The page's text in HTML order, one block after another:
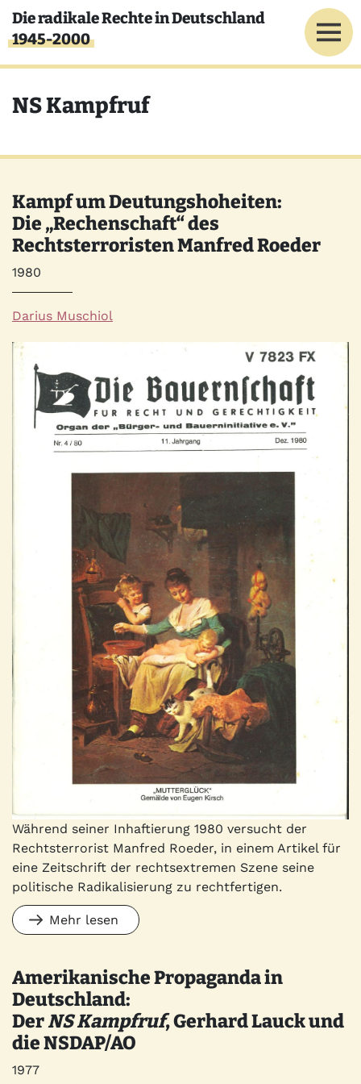
Direkt zum Inhalt
Die radikale Rechte in Deutschland
1945-2000
NS Kampfruf
Kampf um Deutungshoheiten:
Die „Rechenschaft“ des
Rechtsterroristen Manfred Roeder
Jahr
1980
Autor*innen
Darius Muschiol
Quelle
Bild
Während seiner Inhaftierung 1980 versucht der
Rechtsterrorist Manfred Roeder, in einem Artikel für
eine Zeitschrift der rechtsextremen Szene seine
politische Radikalisierung zu rechtfertigen.
Mehr lesen
Amerikanische Propaganda in
Deutschland:
DerNS Kampfruf, Gerhard Lauck und
die NSDAP/AO
Jahr
1977